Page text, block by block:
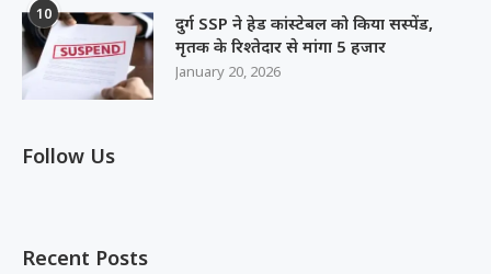
10
दुर्ग SSP ने हेड कांस्टेबल को किया सस्पेंड,
मृतक के रिश्तेदार से मांगा 5 हजार
January 20, 2026
Follow Us
Recent Posts